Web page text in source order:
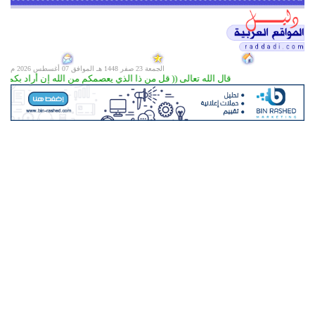
الجمعة 23 صفر 1448 هـ الموافق
قال الله تعالى (( قل من ذا الذي يعصمكم من الله إن أراد بكم سوءا أو